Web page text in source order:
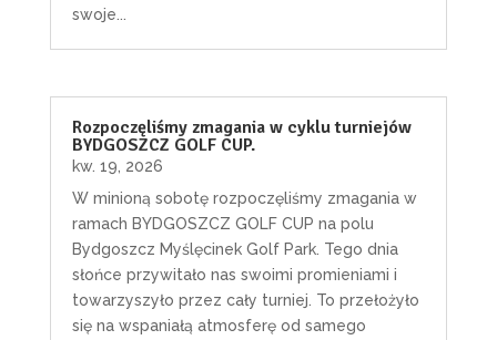
swoje...
Rozpoczęliśmy zmagania w cyklu turniejów
BYDGOSZCZ GOLF CUP.
kw. 19, 2026
W minioną sobotę rozpoczęliśmy zmagania w
ramach BYDGOSZCZ GOLF CUP na polu
Bydgoszcz Myślęcinek Golf Park. Tego dnia
słońce przywitało nas swoimi promieniami i
towarzyszyło przez cały turniej. To przełożyło
się na wspaniałą atmosferę od samego